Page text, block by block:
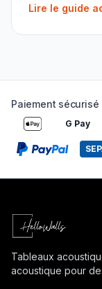
Lire le guide
Paiement sécurisé
G Pay
Tableaux
acoustique pour